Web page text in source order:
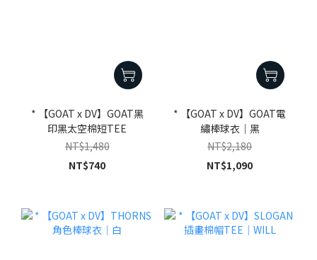
* 【GOAT x DV】GOAT黑
印黑太空棉短TEE
NT$1,480
NT$740
* 【GOAT x DV】GOAT電
繡棒球衣｜黑
NT$2,180
NT$1,090